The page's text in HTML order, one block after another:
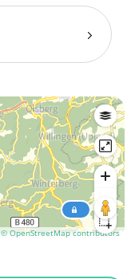
© OpenStreetMap contributors